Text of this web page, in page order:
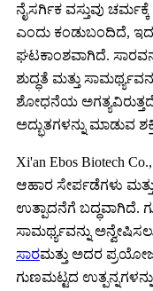
ನೈಸರ್ಗಿಕ ವಸ್ತುವು
ಎಂದು ಕಂಡುಬಂದಿದೆ,
ಘಟಕಾಂಶವಾಗಿದೆ.
ಶುದ್ಧತೆ ಮತ್ತು
ಶೋಧನೆಯ
ಅದ್ಭುತಗಳನ್ನು ಮಾಡುವ
Xi'an Ebos Biotech
ಆಹಾರ ಸೇರ್ಪಡೆಗಳು
ಉತ್ಪಾದನೆಗೆ ಬದ್ಧವಾಗಿದೆ.
ಸಾಮರ್ಥ್ಯವನ್ನು
ಸಾರಮತ್ತು ಅದರ
ಗುಣಮಟ್ಟದ